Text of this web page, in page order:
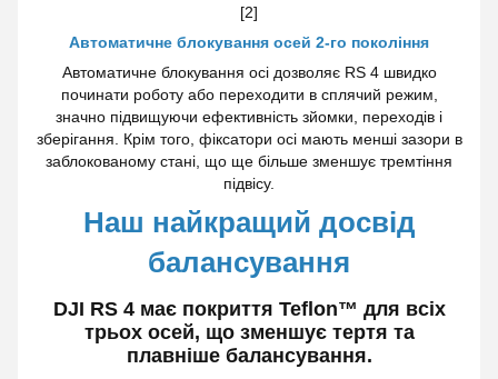
[2]
Автоматичне блокування осей 2-го покоління
Автоматичне блокування осі дозволяє RS 4 швидко
починати роботу або переходити в сплячий режим,
значно підвищуючи ефективність зйомки, переходів і
зберігання. Крім того, фіксатори осі мають менші зазори в
заблокованому стані, що ще більше зменшує тремтіння
підвісу.
Наш найкращий досвід
балансування
DJI RS 4 має покриття Teflon™ для всіх
трьох осей, що зменшує тертя та
плавніше балансування.